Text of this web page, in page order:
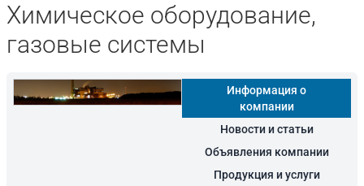
Химическое оборудование,
газовые системы
Информация о
компании
Новости и статьи
Объявления компании
Продукция и услуги